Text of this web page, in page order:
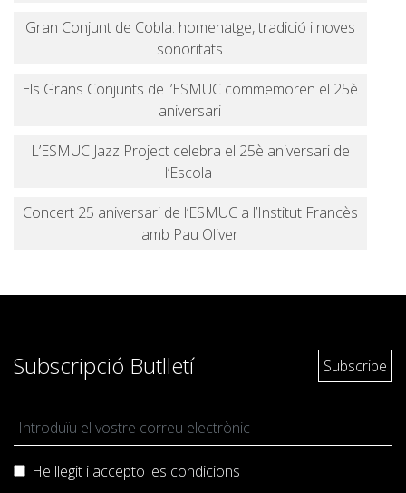
Gran Conjunt de Cobla: homenatge, tradició i noves
sonoritats
Els Grans Conjunts de l’ESMUC commemoren el 25è
aniversari
L’ESMUC Jazz Project celebra el 25è aniversari de
l’Escola
Concert 25 aniversari de l’ESMUC a l’Institut Francès
amb Pau Oliver
Subscripció Butlletí
He llegit i accepto les condicions